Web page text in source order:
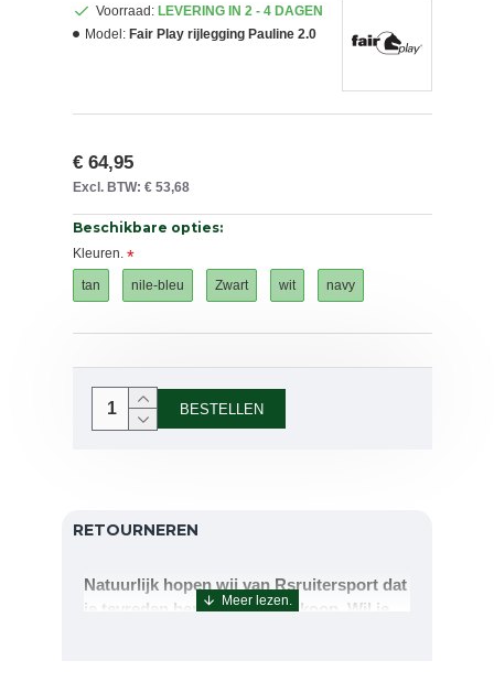
Voorraad: LEVERING IN 2 - 4 DAGEN
Model: Fair Play rijlegging Pauline 2.0
€ 64,95
Excl. BTW: € 53,68
Beschikbare opties:
Kleuren.
tan nile-bleu Zwart wit navy
BESTELLEN
RETOURNEREN
Natuurlijk hopen wij van Rsruitersport dat
je tevreden bent met uw aankoop. Wil je